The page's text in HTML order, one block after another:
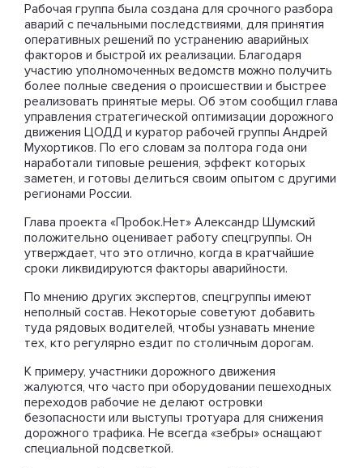
Рабочая группа была создана для срочного разбора
аварий с печальными последствиями, для принятия
оперативных решений по устранению аварийных
факторов и быстрой их реализации. Благодаря
участию уполномоченных ведомств можно получить
более полные сведения о происшествии и быстрее
реализовать принятые меры. Об этом сообщил глава
управления стратегической оптимизации дорожного
движения ЦОДД и куратор рабочей группы Андрей
Мухортиков. По его словам за полтора года они
наработали типовые решения, эффект которых
заметен, и готовы делиться своим опытом с другими
регионами России.
Глава проекта «Пробок.Нет» Александр Шумский
положительно оценивает работу спецгруппы. Он
утверждает, что это отлично, когда в кратчайшие
сроки ликвидируются факторы аварийности.
По мнению других экспертов, спецгруппы имеют
неполный состав. Некоторые советуют добавить
туда рядовых водителей, чтобы узнавать мнение
тех, кто регулярно ездит по столичным дорогам.
К примеру, участники дорожного движения
жалуются, что часто при оборудовании пешеходных
переходов рабочие не делают островки
безопасности или выступы тротуара для снижения
дорожного трафика. Не всегда «зебры» оснащают
специальной подсветкой.